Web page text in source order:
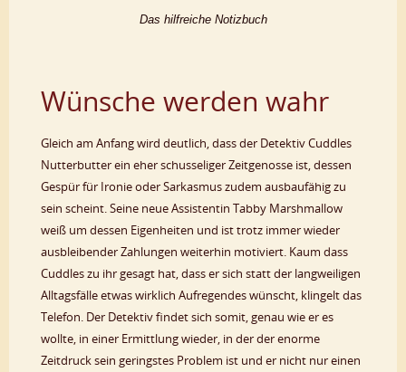
Das hilfreiche Notizbuch
Wünsche werden wahr
Gleich am Anfang wird deutlich, dass der Detektiv Cuddles
Nutterbutter ein eher schusseliger Zeitgenosse ist, dessen
Gespür für Ironie oder Sarkasmus zudem ausbaufähig zu
sein scheint. Seine neue Assistentin Tabby Marshmallow
weiß um dessen Eigenheiten und ist trotz immer wieder
ausbleibender Zahlungen weiterhin motiviert. Kaum dass
Cuddles zu ihr gesagt hat, dass er sich statt der langweiligen
Alltagsfälle etwas wirklich Aufregendes wünscht, klingelt das
Telefon. Der Detektiv findet sich somit, genau wie er es
wollte, in einer Ermittlung wieder, in der der enorme
Zeitdruck sein geringstes Problem ist und er nicht nur einen